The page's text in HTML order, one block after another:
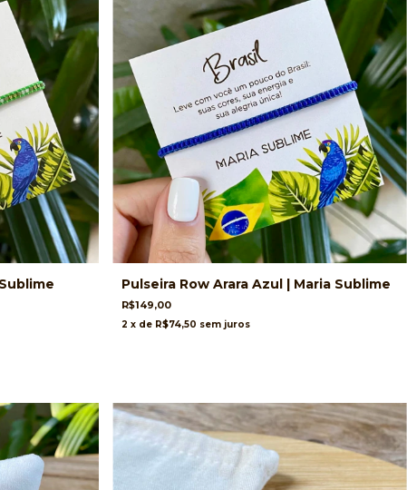
Pulseira Row Arara Azul | Maria Sublime
R$149,00
2 x de R$74,50 sem juros